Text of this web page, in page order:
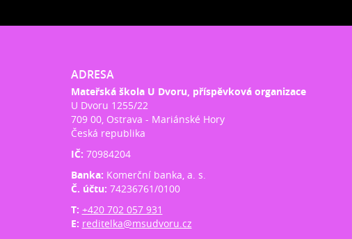
ADRESA
Mateřská škola U Dvoru, příspěvková organizace
U Dvoru 1255/22
709 00, Ostrava - Mariánské Hory
Česká republika
IČ: 70984204
Banka: Komerční banka, a. s.
Č. účtu: 74236761/0100
T: +420 702 057 931
E: reditelka@msudvoru.cz